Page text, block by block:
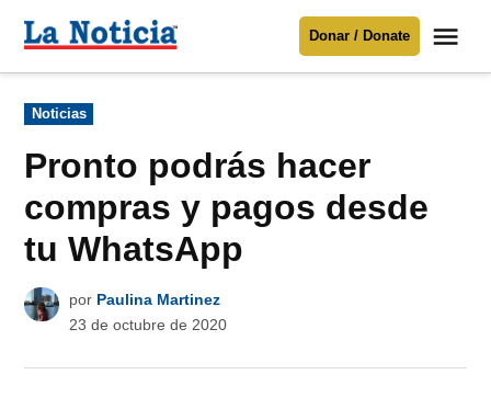
Para mantenerte informado necesitamos
Donar
contenido
Noticia
Donar / Donate
Publicado
en
Noticias
Pronto podrás hacer
compras y pagos desde
tu WhatsApp
por Paulina Martinez
23 de octubre de 2020